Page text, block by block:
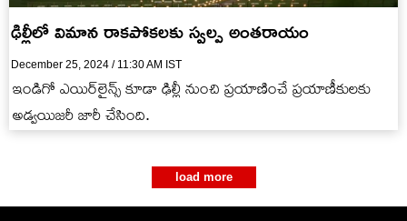
ఢిల్లీలో విమాన రాకపోకలకు స్వల్ప అంతరాయం
December 25, 2024 / 11:30 AM IST
ఇండిగో ఎయిర్‌లైన్స్ కూడా ఢిల్లీ నుంచి ప్రయాణించే ప్రయాణీకులకు
అడ్వయిజరీ జారీ చేసింది.
load more